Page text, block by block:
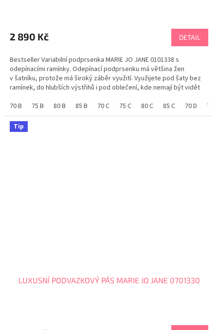
2 890 Kč DETAIL
Bestseller Variabilní podprsenka MARIE JO JANE 0101338 s
odepínacími ramínky. Odepínací podprsenku má většina žen
v šatníku, protože má široký záběr využití. Využijete pod šaty bez
ramínek, do hlubších výstřihů i pod oblečení, kde nemají být vidět
70 B
75 B 80 B 85 B 70 C 75 C 80 C 85 C 70 D 75
Tip
LUXUSNÍ PODVAZKOVÝ PÁS MARIE JO JANE 0701330